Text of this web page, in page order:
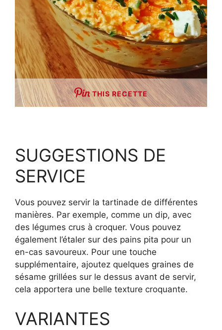
THIS RECETTE
SUGGESTIONS DE
SERVICE
Vous pouvez servir la tartinade de différentes
manières. Par exemple, comme un dip, avec
des légumes crus à croquer. Vous pouvez
également l’étaler sur des pains pita pour un
en-cas savoureux. Pour une touche
supplémentaire, ajoutez quelques graines de
sésame grillées sur le dessus avant de servir,
cela apportera une belle texture croquante.
VARIANTES